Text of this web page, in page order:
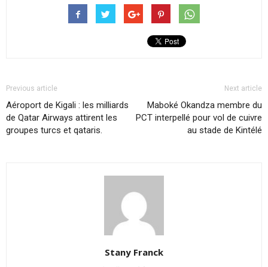
Previous article
Aéroport de Kigali : les milliards
de Qatar Airways attirent les
groupes turcs et qataris.
Next article
Maboké Okandza membre du
PCT interpellé pour vol de cuivre
au stade de Kintélé
Stany Franck